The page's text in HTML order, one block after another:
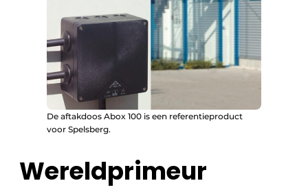
De aftakdoos Abox 100 is een referentieproduct
voor Spelsberg.
Wereldprimeur